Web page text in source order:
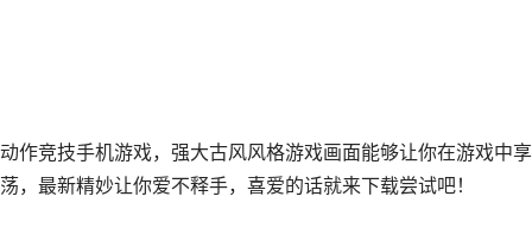
作竞技手机游戏，强大古风风格游戏画面能够让你在游戏中
最新精妙让你爱不释手，喜爱的话就来下载尝试吧！